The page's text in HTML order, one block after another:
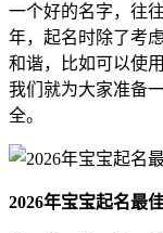
一个好的名字，往
年，起名时除了考
和谐，比如可以使
我们就为大家准备
全。
2026年宝宝起名最佳